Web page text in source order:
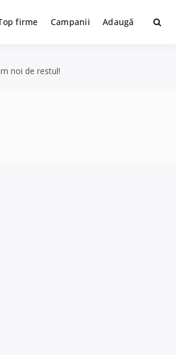
firme Campanii Adaugă
noi de restul!